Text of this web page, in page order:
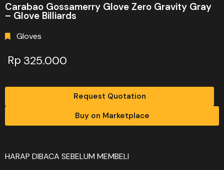
Carabao Gossamerry Glove Zero Gravity Gray
– Glove Billiards
Gloves
Rp 325.000
Request Quotation
Buy on Marketplace
HARAP DIBACA SEBELUM MEMBELI